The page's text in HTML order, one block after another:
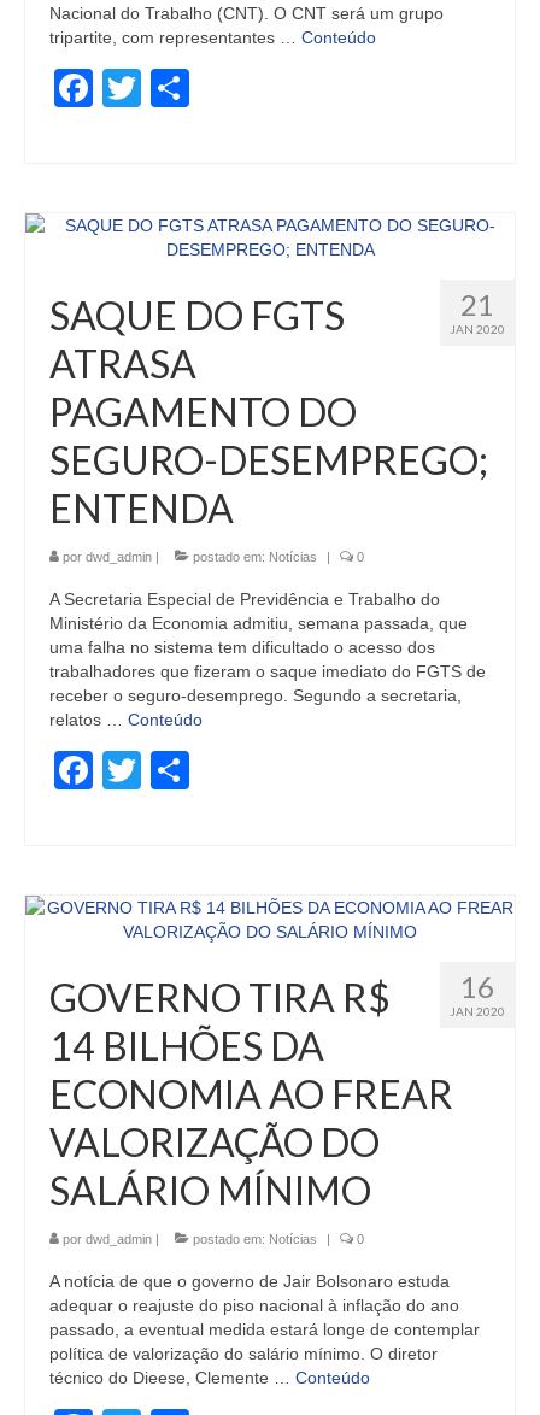
Nacional do Trabalho (CNT). O CNT será um grupo
tripartite, com representantes … Conteúdo
Facebook
Twitter
21
JAN 2020
SAQUE DO FGTS
ATRASA
PAGAMENTO DO
SEGURO-DESEMPREGO;
ENTENDA
por dwd_admin | postado em: Notícias | 0
A Secretaria Especial de Previdência e Trabalho do
Ministério da Economia admitiu, semana passada, que
uma falha no sistema tem dificultado o acesso dos
trabalhadores que fizeram o saque imediato do FGTS de
receber o seguro-desemprego. Segundo a secretaria,
relatos … Conteúdo
Facebook
Twitter
16
JAN 2020
GOVERNO TIRA R$
14 BILHÕES DA
ECONOMIA AO FREAR
VALORIZAÇÃO DO
SALÁRIO MÍNIMO
por dwd_admin | postado em: Notícias | 0
A notícia de que o governo de Jair Bolsonaro estuda
adequar o reajuste do piso nacional à inflação do ano
passado, a eventual medida estará longe de contemplar
política de valorização do salário mínimo. O diretor
técnico do Dieese, Clemente … Conteúdo